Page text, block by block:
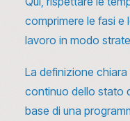
comprimere le fasi e
lavoro in modo
La definizione
continuo dello stato
base di una